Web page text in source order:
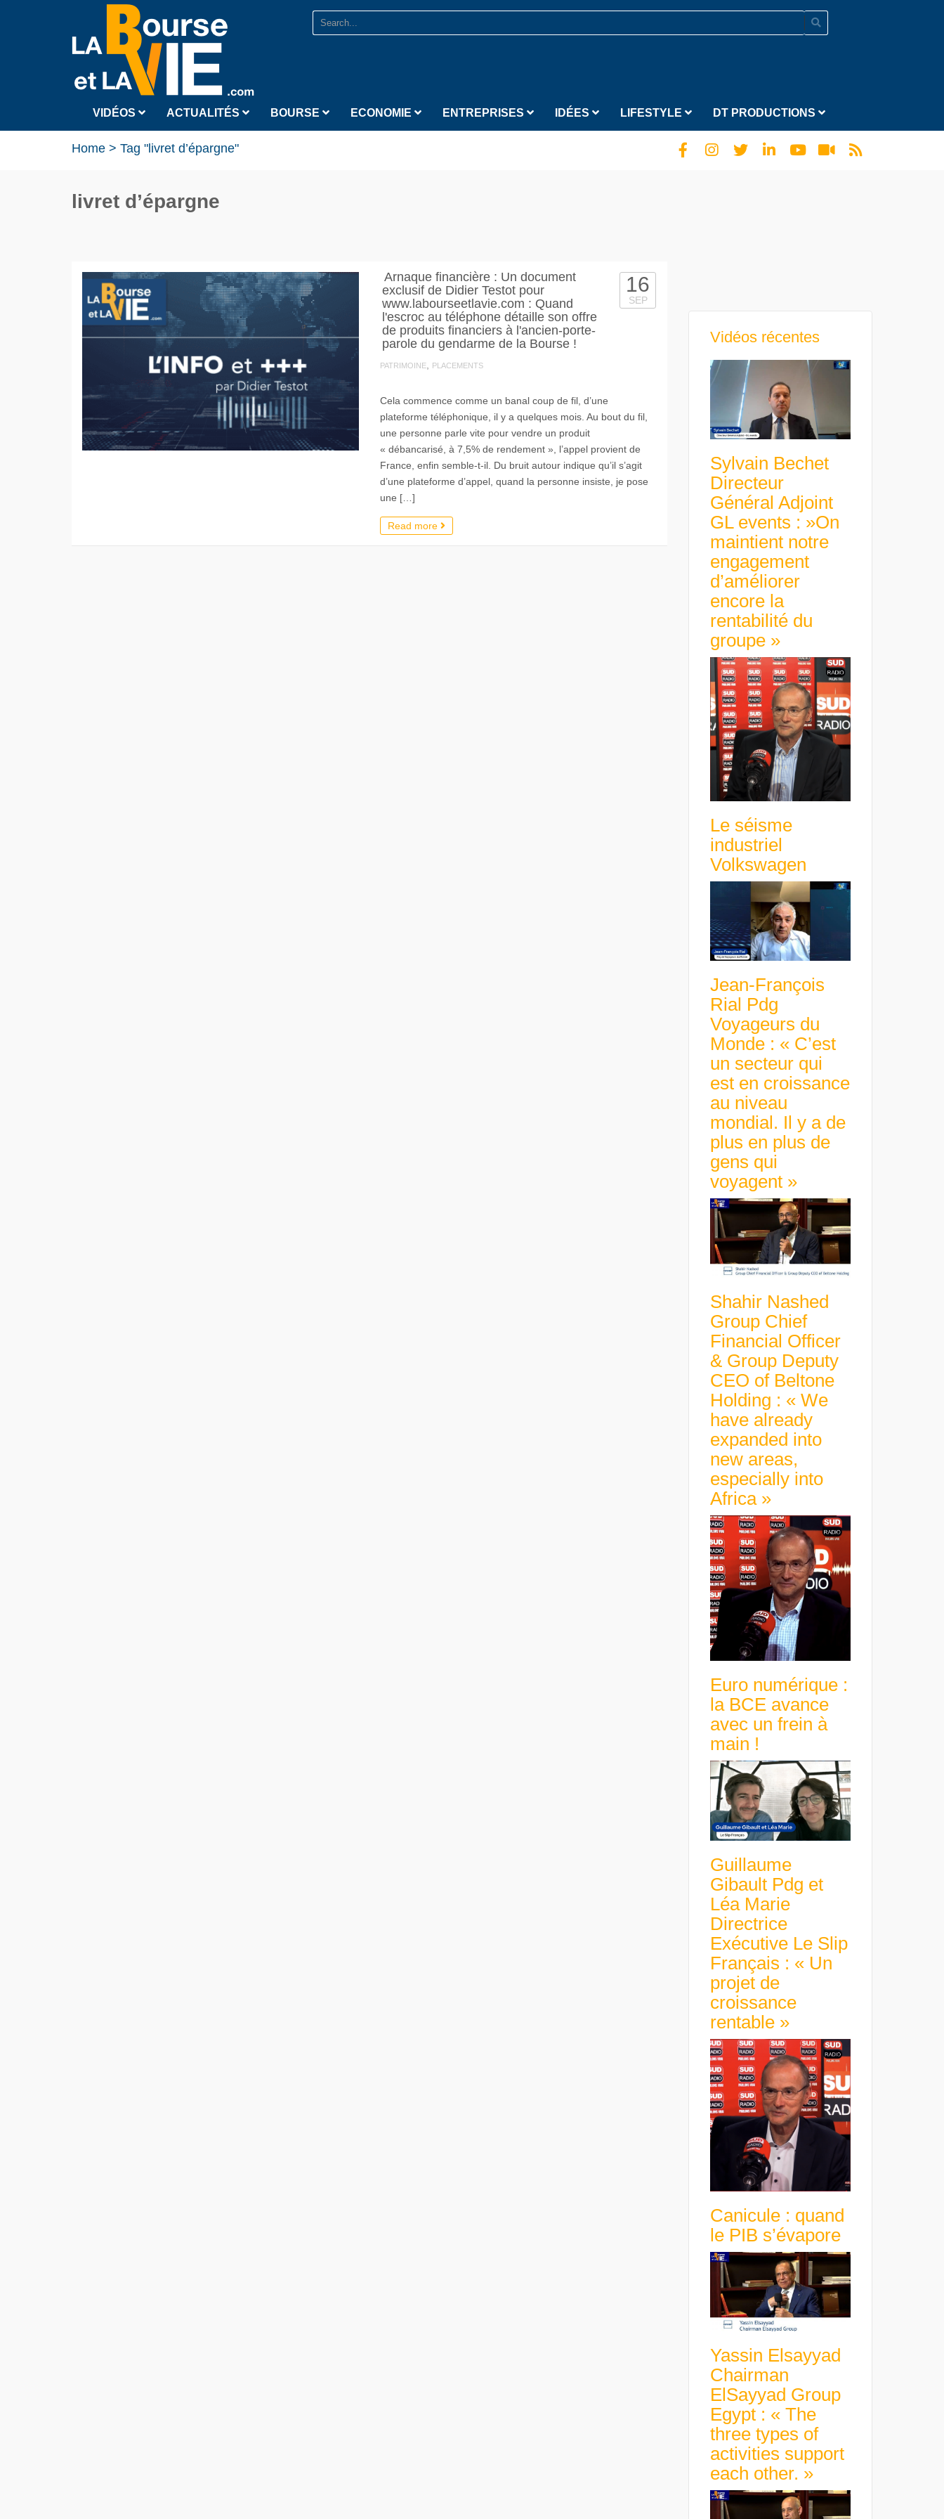
VIDÉOS ACTUALITÉS BOURSE ECONOMIE ENTREPRISES IDÉES LIFESTYLE DT PRODUCTIONS
Home > Tag "livret d’épargne"
livret d’épargne
Arnaque financière : Un document
exclusif de Didier Testot pour
www.labourseetlavie.com : Quand
l'escroc au téléphone détaille son offre
de produits financiers à l'ancien-porte-
parole du gendarme de la Bourse !
PATRIMOINE, PLACEMENTS
16
SEP
Cela commence comme un banal coup de fil, d’une
plateforme téléphonique, il y a quelques mois. Au bout du fil,
une personne parle vite pour vendre un produit
« débancarisé, à 7,5% de rendement », l’appel provient de
France, enfin semble-t-il. Du bruit autour indique qu’il s’agit
d’une plateforme d’appel, quand la personne insiste, je pose
une […]
Read more
Vidéos récentes
Sylvain Bechet
Directeur
Général Adjoint
GL events : »On
maintient notre
engagement
d’améliorer
encore la
rentabilité du
groupe »
Le séisme
industriel
Volkswagen
Jean-François
Rial Pdg
Voyageurs du
Monde : « C’est
un secteur qui
est en croissance
au niveau
mondial. Il y a de
plus en plus de
gens qui
voyagent »
Shahir Nashed
Group Chief
Financial Officer
& Group Deputy
CEO of Beltone
Holding : « We
have already
expanded into
new areas,
especially into
Africa »
Euro numérique :
la BCE avance
avec un frein à
main !
Guillaume
Gibault Pdg et
Léa Marie
Directrice
Exécutive Le Slip
Français : « Un
projet de
croissance
rentable »
Canicule : quand
le PIB s’évapore
Yassin Elsayyad
Chairman
ElSayyad Group
Egypt : « The
three types of
activities support
each other. »